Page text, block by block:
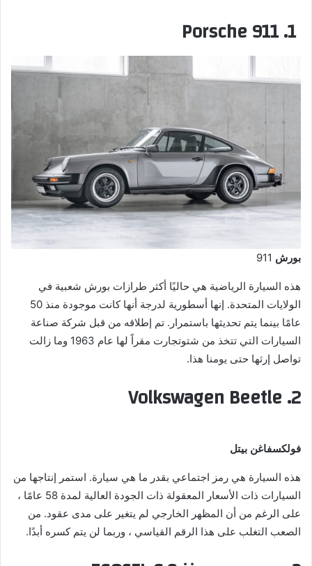
1. Porsche 911
بورش
هذه السيارة الرياضية هي حاليًا أكثر طرازات بورش شعبية في
الولايات المتحدة. إنها أسطورية لدرجة أنها كانت موجودة منذ 50
عامًا بينما يتم تحديثها باستمرار. تم إطلاقه من قبل شركة صناعة
السيارات التي تتخذ من شتوتجارت مقراً لها عام 1963 وما زالت
تواصل إرثها حتى يومنا هذا.
2. Volkswagen Beetle
فولكسفاغن بيتل
هذه السيارة هي رمز اجتماعي بقدر ما هي سيارة. استمر إنتاجها من
السيارات ذات الأسعار المعقولة ذات الجودة العالية لمدة 58 عامًا ،
على الرغم من أن المظهر الخارجي لم يتغير على مدى عقود. من
الصعب التغلب على هذا الرقم القياسي ، وربما لن يتم كسره أبدًا.